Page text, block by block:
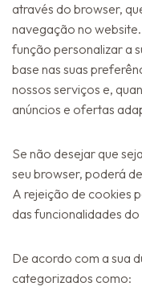
através do browser,
navegação no
função personalizar a
base nas suas
nossos serviços e,
anúncios e ofertas
Se não desejar que
seu browser, poderá
A rejeição de cookies
das funcionalidades
De acordo com a sua
categorizados como: